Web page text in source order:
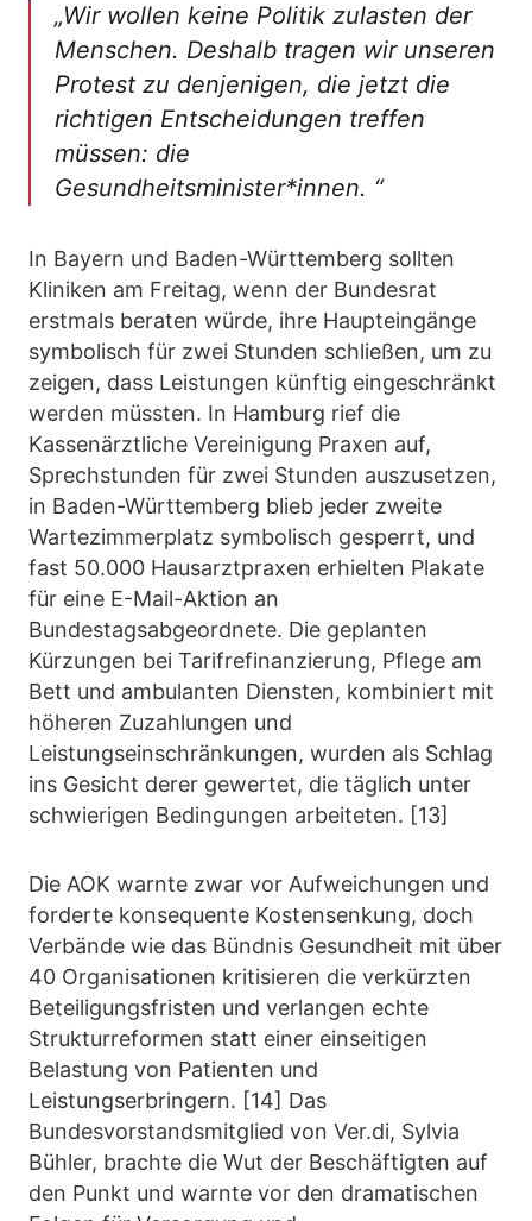
„Wir wollen keine Politik zulasten der
Menschen. Deshalb tragen wir unseren
Protest zu denjenigen, die jetzt die
richtigen Entscheidungen treffen
müssen: die
Gesundheitsminister*innen. “
In Bayern und Baden-Württemberg sollten
Kliniken am Freitag, wenn der Bundesrat
erstmals beraten würde, ihre Haupteingänge
symbolisch für zwei Stunden schließen, um zu
zeigen, dass Leistungen künftig eingeschränkt
werden müssten. In Hamburg rief die
Kassenärztliche Vereinigung Praxen auf,
Sprechstunden für zwei Stunden auszusetzen,
in Baden-Württemberg blieb jeder zweite
Wartezimmerplatz symbolisch gesperrt, und
fast 50.000 Hausarztpraxen erhielten Plakate
für eine E-Mail-Aktion an
Bundestagsabgeordnete. Die geplanten
Kürzungen bei Tarifrefinanzierung, Pflege am
Bett und ambulanten Diensten, kombiniert mit
höheren Zuzahlungen und
Leistungseinschränkungen, wurden als Schlag
ins Gesicht derer gewertet, die täglich unter
schwierigen Bedingungen arbeiteten. [13]
Die AOK warnte zwar vor Aufweichungen und
forderte konsequente Kostensenkung, doch
Verbände wie das Bündnis Gesundheit mit über
40 Organisationen kritisieren die verkürzten
Beteiligungsfristen und verlangen echte
Strukturreformen statt einer einseitigen
Belastung von Patienten und
Leistungserbringern. [14] Das
Bundesvorstandsmitglied von Ver.di, Sylvia
Bühler, brachte die Wut der Beschäftigten auf
den Punkt und warnte vor den dramatischen